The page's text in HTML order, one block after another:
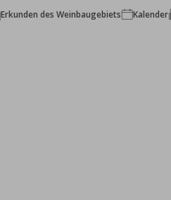
Erkunden des Weinbaugebiets Kalender